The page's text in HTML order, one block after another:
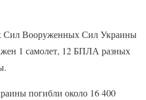
Сил Вооруженных Сил Украины
1 самолет, 12 БПЛА разных
погибли около 16 400